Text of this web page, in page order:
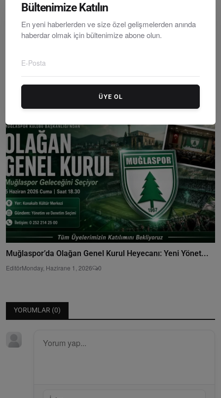
Bodrum’da Milli Heyecan: Türkiye-Avustralya Maçı Dev...
0
Muğlaspor’da Olağan Genel Kurul Heyecanı: Yeni Yönet...
EditörMonday, Hazirane 1, 2026 0
YORUMLAR (0)
Bültenimize Katılın
En yeni haberlerden ve size özel gelişmelerden anında
haberdar olmak için bültenimize abone olun.
ÜYE OL